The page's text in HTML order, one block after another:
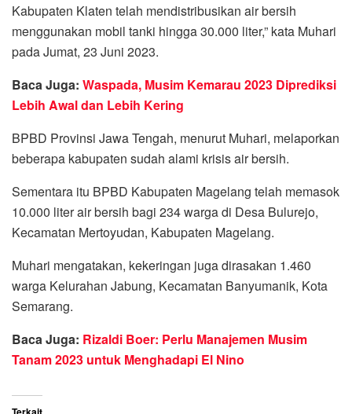
Kabupaten Klaten telah mendistribusikan air bersih
menggunakan mobil tanki hingga 30.000 liter,” kata Muhari
pada Jumat, 23 Juni 2023.
Baca Juga: Waspada, Musim Kemarau 2023 Diprediksi
Lebih Awal dan Lebih Kering
BPBD Provinsi Jawa Tengah, menurut Muhari, melaporkan
beberapa kabupaten sudah alami krisis air bersih.
Sementara itu BPBD Kabupaten Magelang telah memasok
10.000 liter air bersih bagi 234 warga di Desa Bulurejo,
Kecamatan Mertoyudan, Kabupaten Magelang.
Muhari mengatakan, kekeringan juga dirasakan 1.460
warga Kelurahan Jabung, Kecamatan Banyumanik, Kota
Semarang.
Baca Juga: Rizaldi Boer: Perlu Manajemen Musim
Tanam 2023 untuk Menghadapi El Nino